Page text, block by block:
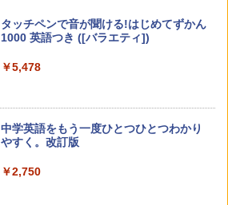
教育者のためのコーチング入門
カウンセリングとは何か 変化するという
こと (講談社現代新書 2787)
￥1,540
パイロット スイスイおえかき for Study
何回も書ける! れんしゅうボード ひらが
育
【くもん出版公式特別セット】くもん出
版(KUMON PUBLISHING) くもんの日本
地図パズル 日本の世界遺産すごろく付き
タッチペンで音が聞ける!はじめてずかん
1000 英語つき ([バラエティ])
￥5,478
中学英語をもう一度ひとつひとつわかり
やすく。改訂版
￥2,750